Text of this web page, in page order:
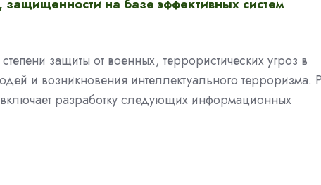
защищенности на базе эффективных систем
защиты от военных, террористических угроз в
и возникновения интеллектуального терроризма.
разработку следующих информационных